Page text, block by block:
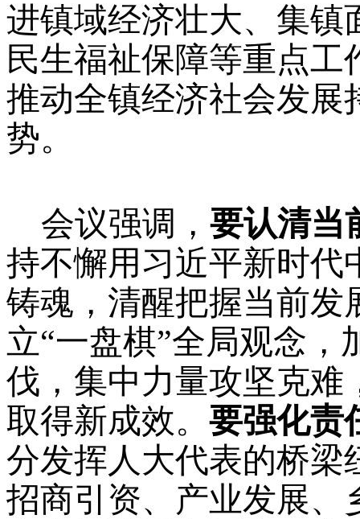
进镇域经济壮大、集镇
民生福祉保障等重点
推动全镇经济社会发展
势。
会议强调， 要认清当
持不懈用习近平新时代
铸魂，清醒把握当前发
立“一盘棋”全局观念，
伐，集中力量攻坚克难
取得新成效。 要强化责
分发挥人大代表的桥梁
招商引资、产业发展、